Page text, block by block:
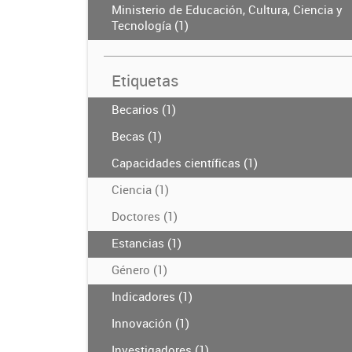
Ministerio de Educación, Cultura, Ciencia y
Tecnología (1)
Etiquetas
Becarios (1)
Becas (1)
Capacidades científicas (1)
Ciencia (1)
Doctores (1)
Estancias (1)
Género (1)
Indicadores (1)
Innovación (1)